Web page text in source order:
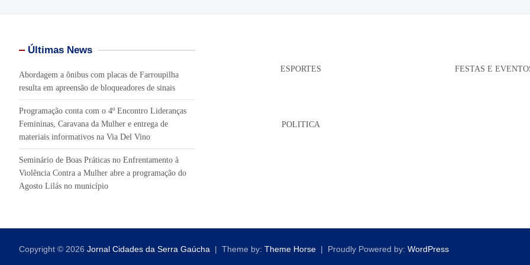
Últimas News
Abordagem a ônibus com placas de Farroupilha
resulta em apreensão de bloqueadores de sinais
Programação conta com o 4º Encontro Lideranças
Femininas, Caravana da Mulher e entrega de
materiais informativos na Via Del Vino
Seminário de Boas Práticas no Enfrentamento à
Violência Contra a Mulher abre a programação do
Agosto Lilás no município
ESPORTES
POLITICA
FESTAS E
Copyright © 2026 Jornal Cidades da Serra Gaúcha Theme by: Theme Horse Proudly Powered by: WordPress